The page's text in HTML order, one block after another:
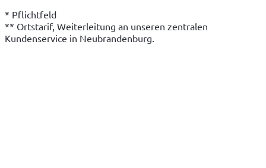
* Pflichtfeld
** Ortstarif, Weiterleitung an unseren zentralen
Kundenservice in Neubrandenburg.